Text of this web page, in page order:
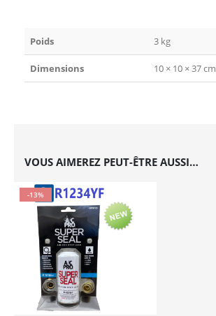
Poids 3 kg
Dimensions 10 × 10 × 37 cm
VOUS AIMEREZ PEUT-ÊTRE AUSSI…
-13%